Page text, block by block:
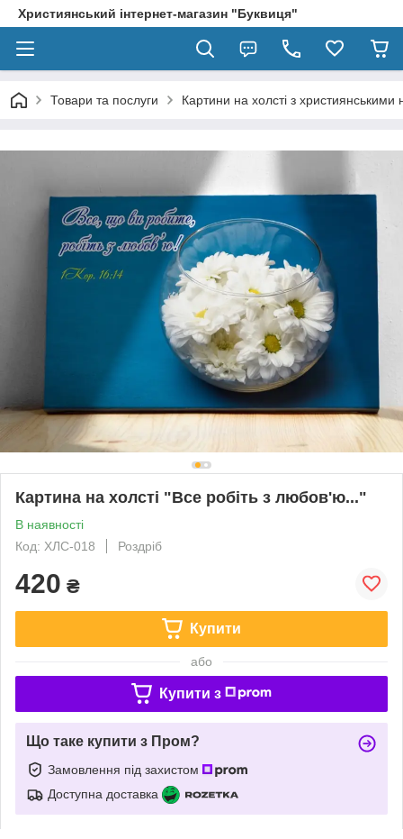
Християнський інтернет-магазин "Буквиця"
Товари та послуги Картини на холсті з християнськими
Картина на холсті "Все робіть з любов'ю..."
В наявності
Код: ХЛС-018
Роздріб
420 ₴
Купити
або
Купити з
Що таке купити з Пром?
Замовлення під захистом
Доступна доставка